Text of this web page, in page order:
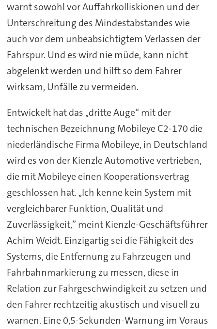
warnt sowohl vor Auffahrkolliskionen und der
Unterschreitung des Mindestabstandes wie
auch vor dem unbeabsichtigtem Verlassen der
Fahrspur. Und es wird nie müde, kann nicht
abgelenkt werden und hilft so dem Fahrer
wirksam, Unfälle zu vermeiden.
Entwickelt hat das ,,dritte Auge“ mit der
technischen Bezeichnung Mobileye C2-170 die
niederländische Firma Mobileye, in Deutschland
wird es von der Kienzle Automotive vertrieben,
die mit Mobileye einen Kooperationsvertrag
geschlossen hat. ,,Ich kenne kein System mit
vergleichbarer Funktion, Qualität und
Zuverlässigkeit,” meint Kienzle-Geschäftsführer
Achim Weidt. Einzigartig sei die Fähigkeit des
Systems, die Entfernung zu Fahrzeugen und
Fahrbahnmarkierung zu messen, diese in
Relation zur Fahrgeschwindigkeit zu setzen und
den Fahrer rechtzeitig akustisch und visuell zu
warnen. Eine 0,5-Sekunden-Warnung im Voraus